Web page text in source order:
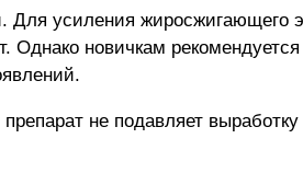
усиления жиросжигающего
новичкам
не подавляет